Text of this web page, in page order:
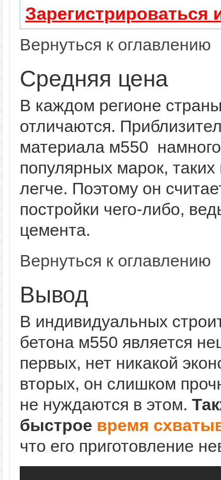
Вернуться к оглавлению
Средняя цена
В каждом регионе
отличаются.
материала м550
популярных марок,
легче. Поэтому он
постройки чего-либо,
цемента.
Вернуться к оглавлению
Вывод
В индивидуальных
бетона м550 является
первых, нет никакой
вторых, он слишком
не нуждаются в этом.
быстрое время
что его приготовление